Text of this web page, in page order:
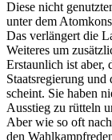
Diese nicht
unter dem
Das verlängert die
Weiteres um
Erstaunlich ist aber,
Staatsregierung
scheint. Sie haben
Ausstieg zu rütteln
Aber wie so oft
den